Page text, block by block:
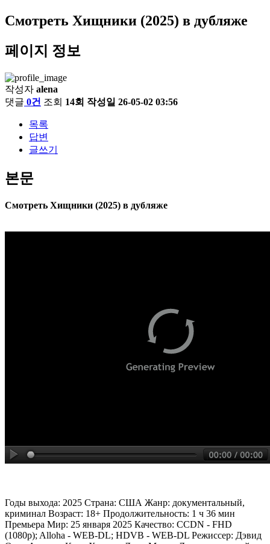
Смотреть Хищники (2025) в дубляже
페이지 정보
작성자 alena
댓글 0건 조회 14회 작성일 26-05-02 03:56
목록
답변
글쓰기
본문
Смотреть Хищники (2025) в дубляже
Годы выхода: 2025 Страна: США Жанр: документальный,
криминал Возраст: 18+ Продолжительность: 1 ч 36 мин
Премьера Мир: 25 января 2025 Качество: CCDN - FHD
(1080p); Alloha - WEB-DL; HDVB - WEB-DL Режиссер: Дэвид